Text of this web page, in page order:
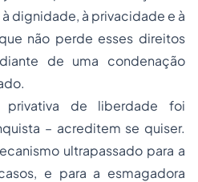
dignidade, à privacidade e à
não perde esses direitos
de uma condenação
de liberdade foi
– acreditem se quiser.
ultrapassado para a
e para a esmagadora